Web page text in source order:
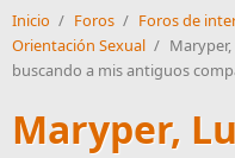
Inicio / Foros / Foros de
Orientación Sexual / Maryper,
buscando a mis antiguos
Maryper,